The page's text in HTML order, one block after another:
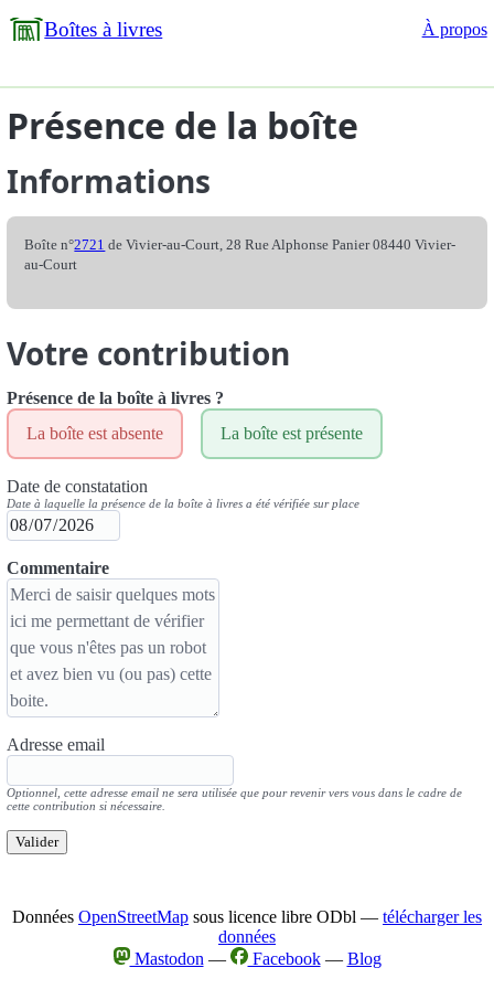
Boîtes à livres À propos
Présence de la boîte
Informations
Boîte n°2721 de Vivier-au-Court, 28 Rue Alphonse Panier 08440 Vivier-
au-Court
Votre contribution
Présence de la boîte à livres ?
La boîte est absente
La boîte est présente
Date de constatation
Date à laquelle la présence de la boîte à livres a été vérifiée sur place
Commentaire
Adresse email
Optionnel, cette adresse email ne sera utilisée que pour revenir vers vous dans le cadre de
cette contribution si nécessaire.
Valider
Données OpenStreetMap sous licence libre ODbl — télécharger les
données
Mastodon — Facebook— Blog